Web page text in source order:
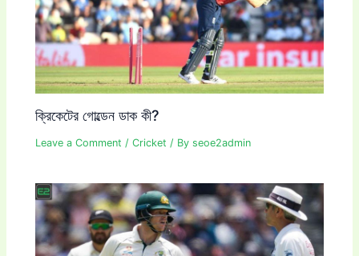
ক্রিকেটের গোল্ডেন ডাক কী?
Leave a Comment /Cricket / Byseoe2admin